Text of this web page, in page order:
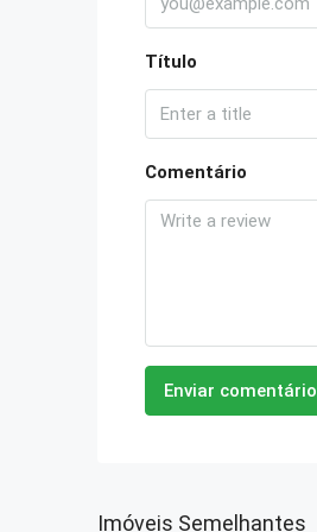
Título
Comentário
Enviar comentário
Imóveis Semelhantes